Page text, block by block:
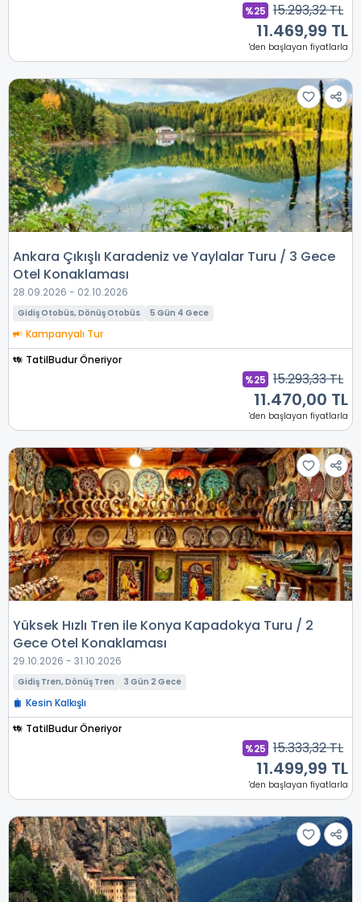
%25 15.293,32 TL
11.469,99 TL
'den başlayan fiyatlarla
Ankara Çıkışlı Karadeniz ve Yaylalar Turu / 3 Gece
Otel Konaklaması
28.09.2026 - 02.10.2026
Gidiş Otobüs, Dönüş Otobüs 5 Gün 4 Gece
Kampanyalı Tur
TatilBudur Öneriyor
%25 15.293,33 TL
11.470,00 TL
'den başlayan fiyatlarla
Yüksek Hızlı Tren ile Konya Kapadokya Turu / 2
Gece Otel Konaklaması
29.10.2026 - 31.10.2026
Gidiş Tren, Dönüş Tren 3 Gün 2 Gece
Kesin Kalkışlı
TatilBudur Öneriyor
%25 15.333,32 TL
11.499,99 TL
'den başlayan fiyatlarla